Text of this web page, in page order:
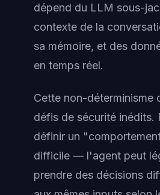
dépend du LLM sous-
contexte de la
sa mémoire, et des
en temps réel.
Cette non-déterminisme
défis de sécurité inédits.
définir un
difficile — l'agent peut
prendre des décisions